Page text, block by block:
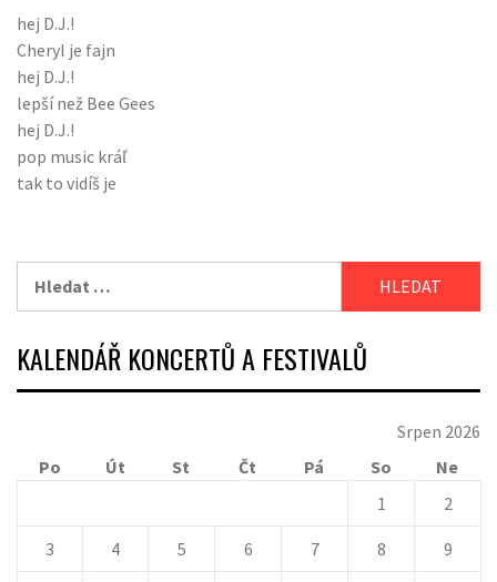
hej D.J.!
Cheryl je fajn
hej D.J.!
lepší než Bee Gees
hej D.J.!
pop music kráľ
tak to vidíš je
KALENDÁŘ KONCERTŮ A FESTIVALŮ
Srpen 2026
Po
Út St Čt Pá So
Ne
1
2
3 4 5 6 7 8 9